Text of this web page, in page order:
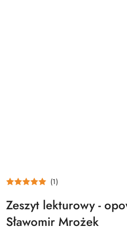
(1)
Zeszyt lekturowy -
Sławomir Mrożek